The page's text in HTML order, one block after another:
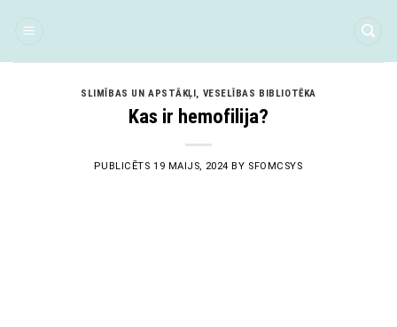
SLIMĪBAS UN APSTĀKĻI, VESELĪBAS BIBLIOTĒKA
Kas ir hemofilija?
PUBLICĒTS19 MAIJS, 2024 BY SFOMCSYS